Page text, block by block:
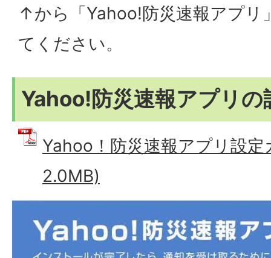
↑から「Yahoo!防災速報アプリ
てください。
Yahoo!防災速報アプリの
Yahoo！防災速報アプリ設
2.0MB)